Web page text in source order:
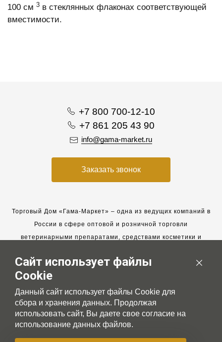
100 см 3 в стеклянных флаконах соответствующей
вместимости.
+7 800 700-12-10
+7 861 205 43 90
info@gama-market.ru
Заказать звонок
Торговый Дом «Гама-Маркет» – одна из ведущих компаний в
России в сфере оптовой и розничной торговли
ветеринарными препаратами, средствами косметики и
Мы работаем с 2005 года. Мы приглашаем к сотрудничеству
новых клиентов и всегда рассчитываем на взаимовыгодные,
долгосрочные партнерские отношения.
Сайт использует файлы
Cookie
Данный сайт использует файлы Cookie для
сбора и хранения данных. Продолжая
использовать сайт, Вы даете свое согласие на
использование данных файлов.